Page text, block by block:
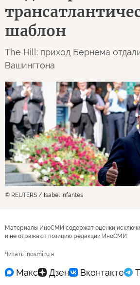
шаблон
The Hill: приход Бернема
Вашингтона
© REUTERS / Isabel Infantes
Материалы ИноСМИ содержат оценки
и не отражают позицию редакции ИноСМИ
Читать inosmi.ru в